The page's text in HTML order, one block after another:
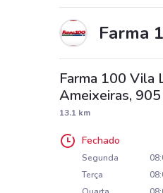
Farma
Farma 100 Vila
Ameixeiras, 905
13.1 km
Fechado
Segunda
Terça